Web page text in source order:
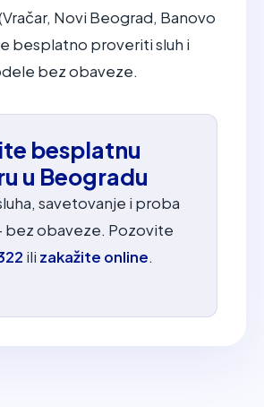
Novi Beograd, Banovo
besplatno proveriti sluh i
bez obaveze.
besplatnu
u Beogradu
savetovanje i proba
bez obaveze. Pozovite
ili zakažite online.